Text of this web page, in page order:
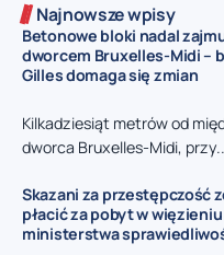
Najnowsze wpisy
Betonowe bloki nadal
dworcem Bruxelles-Midi –
Gilles domaga się zmian
Kilkadziesiąt metrów od
dworca Bruxelles-Midi,
Skazani za przestępczość
płacić za pobyt w
ministerstwa